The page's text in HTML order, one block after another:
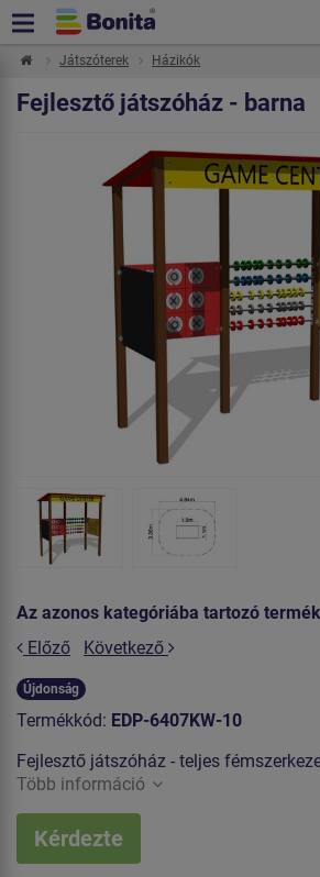
Játszóterek Házikók
Fejlesztő játszóház - barna
Az azonos kategóriába tartozó
Előző
Következő
Újdonság
Termékkód: EDP-6407KW-10
Fejlesztő játszóház - teljes
Több információ
Kérdezte